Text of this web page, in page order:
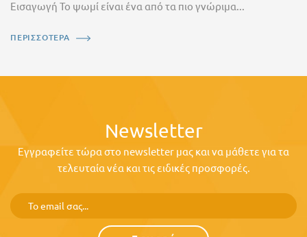
Εισαγωγή Το ψωμί είναι ένα από τα πιο γνώριμα...
ΠΕΡΙΣΣΟΤΕΡΑ
Newsletter
Εγγραφείτε τώρα στο newsletter μας και να μάθετε για τα
τελευταία νέα και τις ειδικές προσφορές.